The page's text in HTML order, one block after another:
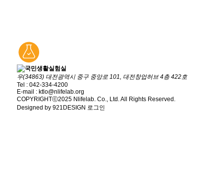
우(34863) 대전광역시 중구 중앙로 101, 대전창업허브 4층 422호
Tel : 042-334-4200
E-mail : ktlo@nlifelab.org
COPYRIGHTⓒ2025 Nlifelab. Co., Ltd. All Rights Reserved.
Designed by 921DESIGN 로그인